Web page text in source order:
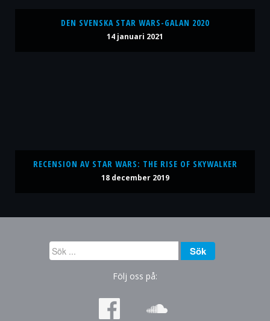
DEN SVENSKA STAR WARS-GALAN 2020
14 januari 2021
RECENSION AV STAR WARS: THE RISE OF SKYWALKER
18 december 2019
Sök
...
Sök
Följ oss på: